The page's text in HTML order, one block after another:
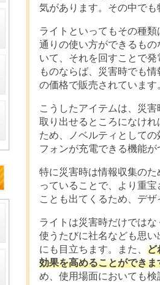
気があります。その中で
ライトといってもその種
通りの使い方ができるも
いて、それを回すことで
ものならば、災害時でも
の価格で販売されています
こうしたアイテムは、災
取り出せるところになけ
ため、ノベルティとして
フォンが充電できる機能
特に災害時は情報収集の
っていることで、より重
ことも出てくるため、デ
ライトは災害時だけでは
使うたびに社名なども思
にも目立ちます。また、 ど
効果を高めることができま
め、使用場面においても